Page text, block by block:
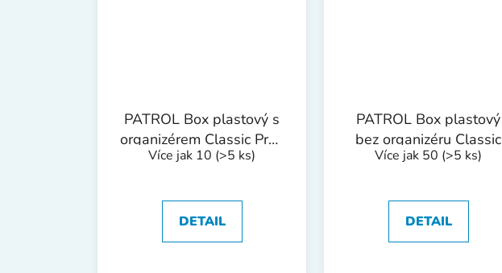
PATROL Box plastový s
organizérem Classic Profi
| 400x200x170 mm
Více jak 10 (>5 ks)
DETAIL
PATROL Box plastový
bez organizéru Classic
Basic | 400x200x170
Více jak 50 (>5 ks)
DETAIL